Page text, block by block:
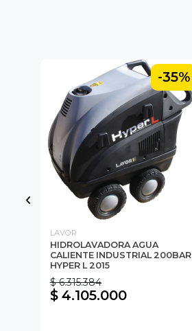
-35%
LAVOR
HIDROLAVADORA AGUA
CALIENTE INDUSTRIAL 200BAR
HYPER L 2015
$ 6.315.384
$ 4.105.000